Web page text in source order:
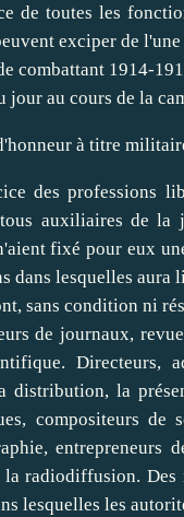
de toutes les
exciper de
combattant 1914-
jour au cours de la
à titre
des professions
auxiliaires de la
fixé pour eux
dans lesquelles
sans condition ni
de journaux,
Directeurs,
distribution, la
compositeurs de
entrepreneurs
la radiodiffusion.
lesquelles les